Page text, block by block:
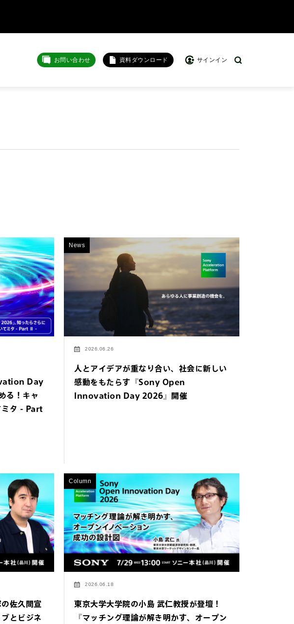
お問い合わせ 資料ダウンロード サインイン
Day
る！キャ
ミタ - Part
News
2026.06.26
人とアイデアが重なり合い、社会に新しい
感動をもたらす『Sony Open
Innovation Day 2026』開催
佐久間宣
とビジネ
Column
2026.06.18
東京大学大学院の小島 武仁教授が登壇！
『マッチング理論が解き明かす、オープン